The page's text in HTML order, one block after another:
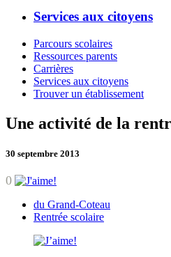
Services aux citoyens
Parcours scolaires
Ressources parents
Carrières
Services aux citoyens
Trouver un établissement
Une activité de la
30 septembre 2013
0
du Grand-Coteau
Rentrée scolaire